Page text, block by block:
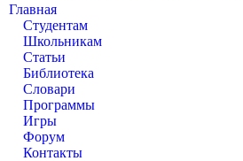
Главная
Студентам
Школьникам
Статьи
Библиотека
Словари
Программы
Игры
Форум
Контакты